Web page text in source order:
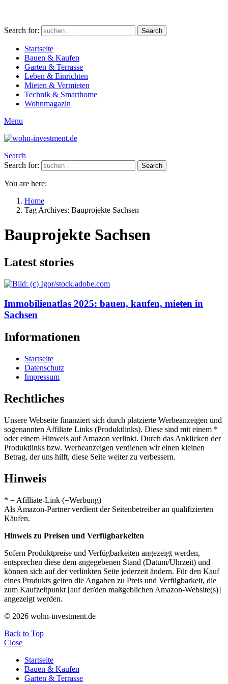
Search for: Search
Startseite
Bauen & Kaufen
Garten & Terrasse
Leben & Einrichten
Mieten & Vermieten
Technik & Smarthome
Wohnmagazin
Menu
Search
Search for:
Search
You are here:
Home
Tag Archives: Bauprojekte Sachsen
Bauprojekte Sachsen
Latest stories
Immobilienatlas 2025: bauen, kaufen, mieten in
Sachsen
Informationen
Startseite
Datenschutz
Impressum
Rechtliches
Unsere Webseite finanziert sich durch platzierte Werbeanzeigen und
sogenannten Affiliate Links (Produktlinks). Diese sind mit einem *
oder einem Hinweis auf Amazon verlinkt. Durch das Anklicken der
Produktlinks bzw. Werbeanzeigen verdienen wir einen kleinen
Betrag, der uns hilft, diese Seite weiter zu verbessern.
Hinweis
* = Afilliate-Link (=Werbung)
Als Amazon-Partner verdient der Seitenbetreiber an qualifizierten
Käufen.
Hinweis zu Preisen und Verfügbarkeiten
Sofern Produktpreise und Verfügbarkeiten angezeigt werden,
entsprechen diese dem angegebenen Stand (Datum/Uhrzeit) und
können sich auf der verlinkten Seite jederzeit ändern. Für den Kauf
eines Produkts gelten die Angaben zu Preis und Verfügbarkeit, die
zum Kaufzeitpunkt [auf der/den maßgeblichen Amazon-Website(s)]
angezeigt werden.
© 2026 wohn-investment.de
Back to Top
Close
Startseite
Bauen & Kaufen
Garten & Terrasse